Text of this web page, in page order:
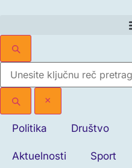
×
Politika Društvo
Aktuelnosti Sport